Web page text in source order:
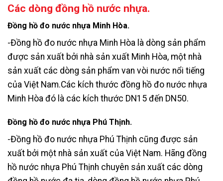
Các dòng đồng hồ nước nhựa.
Đồng hồ đo nước nhựa Minh Hòa.
-Đồng hồ đo nước nhựa Minh Hòa là dòng sản phẩm
được sản xuất bởi nhà sản xuất Minh Hòa, một nhà
sản xuất các dòng sản phẩm van vòi nước nổi tiếng
của Việt Nam.Các kích thước đồng hồ đo nước nhựa
Minh Hòa đó là các kích thước DN15 đến DN50.
Đồng hồ đo nước nhựa Phú Thịnh.
-Đồng hồ đo nước nhựa Phú Thịnh cũng được sản
xuất bởi một nhà sản xuất của Việt Nam. Hãng đồng
hồ nước nhựa Phú Thịnh chuyên sản xuất các dòng